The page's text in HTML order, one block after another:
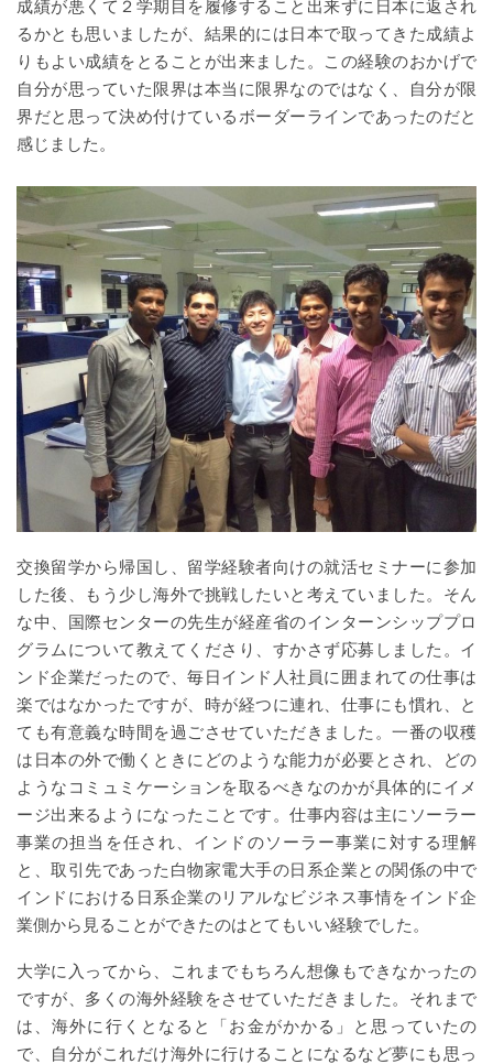
成績が悪くて２学期目を履修すること出来ずに日本に返され
るかとも思いましたが、結果的には日本で取ってきた成績よ
りもよい成績をとることが出来ました。この経験のおかげで
自分が思っていた限界は本当に限界なのではなく、自分が限
界だと思って決め付けているボーダーラインであったのだと
感じました。
交換留学から帰国し、留学経験者向けの就活セミナーに参加
した後、もう少し海外で挑戦したいと考えていました。そん
な中、国際センターの先生が経産省のインターンシッププロ
グラムについて教えてくださり、すかさず応募しました。イ
ンド企業だったので、毎日インド人社員に囲まれての仕事は
楽ではなかったですが、時が経つに連れ、仕事にも慣れ、と
ても有意義な時間を過ごさせていただきました。一番の収穫
は日本の外で働くときにどのような能力が必要とされ、どの
ようなコミュミケーションを取るべきなのかが具体的にイメ
ージ出来るようになったことです。仕事内容は主にソーラー
事業の担当を任され、インドのソーラー事業に対する理解
と、取引先であった白物家電大手の日系企業との関係の中で
インドにおける日系企業のリアルなビジネス事情をインド企
業側から見ることができたのはとてもいい経験でした。
大学に入ってから、これまでもちろん想像もできなかったの
ですが、多くの海外経験をさせていただきました。それまで
は、海外に行くとなると「お金がかかる」と思っていたの
で、自分がこれだけ海外に行けることになるなど夢にも思っ